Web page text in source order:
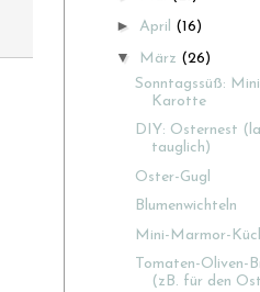
► April (16)
▼ März (26)
Sonntagssüß:
Karotte
DIY: Osternest
tauglich)
Oster-Gugl
Blumenwichteln
Mini-Marmor-
Tomaten-Oliven-
(zB. für den